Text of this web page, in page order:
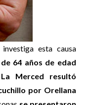
investiga esta causa
64 años de edad
Merced resultó
por Orellana